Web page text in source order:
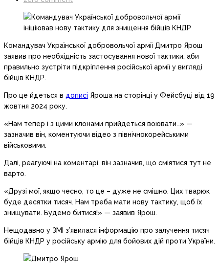
Командувач Української добровольчої армії Дмитро Ярош
заявив про необхідність застосування нової тактики, аби
правильно зустріти підкріплення російської армії у вигляді
бійців КНДР.
Про це йдеться в дописі Яроша на сторінці у Фейсбуці від 19
жовтня 2024 року.
«Нам тепер і з цими клонами прийдеться воювати…» —
зазначив він, коментуючи відео з північнокорейськими
військовими.
Далі, реагуючі на коментарі, він зазначив, що сміятися тут не
варто.
«Друзі мої, якщо чесно, то це – дуже не смішно. Цих тварюк
буде десятки тисяч. Нам треба мати нову тактику, щоб їх
знищувати. Будемо битися!» — заявив Ярош.
Нещодавно у ЗМІ з’явилася інформацію про залучення тисяч
бійців КНДР у російську армію для бойових дій проти України.